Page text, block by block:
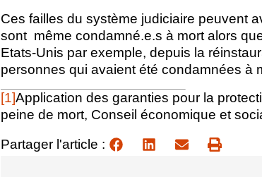
Ces failles du système judiciaire peuvent
sont même condamné.e.s à mort alors
Etats-Unis par exemple, depuis la
personnes qui avaient été condamnées à
[1]Application des garanties pour la
peine de mort, Conseil économique et
Partager l'article :